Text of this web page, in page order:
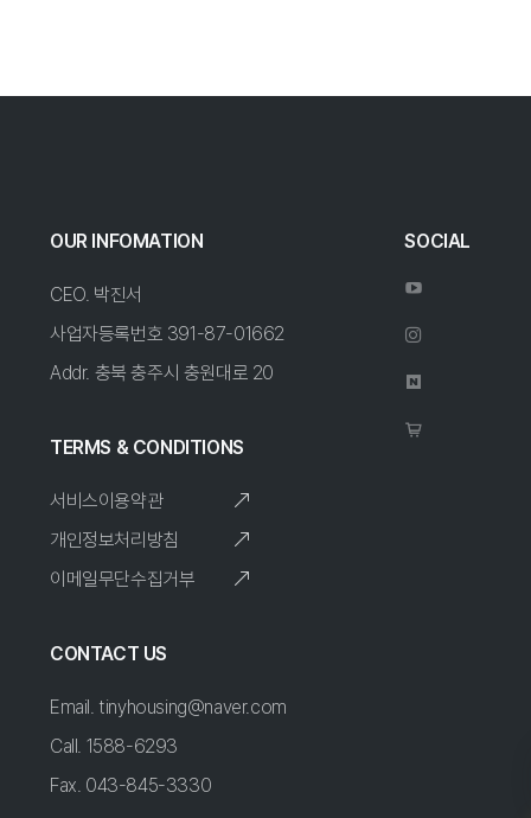
OUR INFOMATION
CEO. 박진서
사업자등록번호 391-87-01662
Addr. 충북 충주시 충원대로 20
TERMS & CONDITIONS
서비스이용약관
개인정보처리방침
이메일무단수집거부
CONTACT US
Email. tinyhousing@naver.com
Call. 1588-6293
Fax. 043-845-3330
SOCIAL